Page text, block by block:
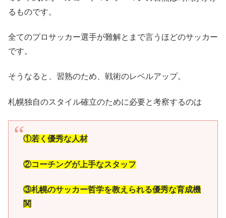
るものです。
全てのプロサッカー選手が難解とまで言うほどのサッカー
です。
そうなると、習熟のため、戦術のレベルアップ。
札幌独自のスタイル確立のために必要と考察するのは
①若く優秀な人材
②コーチングが上手なスタッフ
③札幌のサッカー哲学を教えられる優秀な育成機
関